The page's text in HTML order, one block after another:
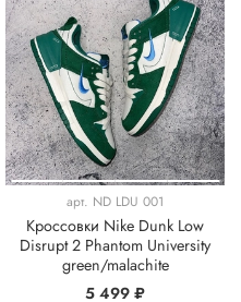
арт. ND LDU 001
Кроссовки Nike Dunk Low
Disrupt 2 Phantom University
green/malachite
5 499 ₽